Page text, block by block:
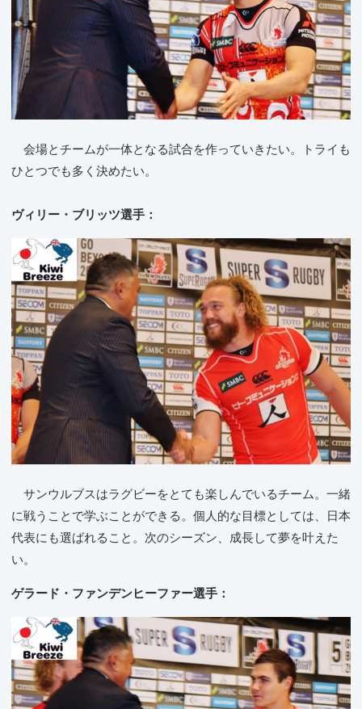
会場とチームが一体となる試合を作っていきたい。トライも
ひとつでも多く決めたい。
ヴィリー・ブリッツ選手：
サンウルブスはラグビーをとても楽しんでいるチーム。一緒
に戦うことで学ぶことができる。個人的な目標としては、日本
代表にも選ばれること。次のシーズン、成長して夢を叶えた
い。
ゲラード・ファンデンヒーファー選手：